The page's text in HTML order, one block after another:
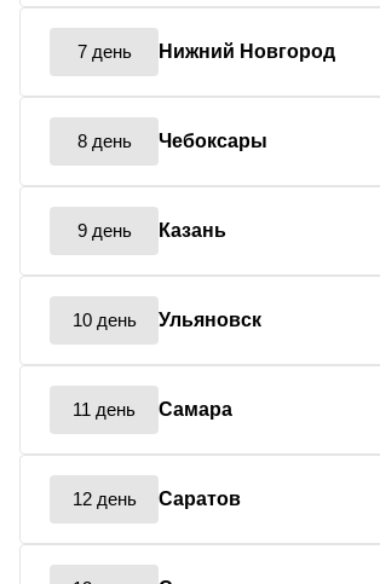
7 день Нижний Новгород
8 день Чебоксары
9 день Казань
10 день Ульяновск
11 день Самара
12 день Саратов